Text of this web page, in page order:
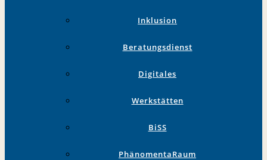
Inklusion
Beratungsdienst
Digitales
Werkstätten
BiSS
PhänomentaRaum